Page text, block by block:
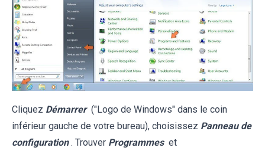
Cliquez Démarrer ("Logo de Windows" dans le coin
inférieur gauche de votre bureau), choisissez Panneau de
configuration . Trouver Programmes et